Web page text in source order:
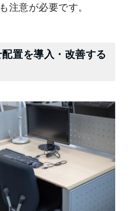
注意が必要です。
置を導入・改善する